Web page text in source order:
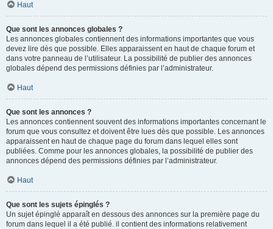
Haut
Que sont les annonces globales ?
Les annonces globales contiennent des informations importantes que vous
devez lire dès que possible. Elles apparaissent en haut de chaque forum et
dans votre panneau de l’utilisateur. La possibilité de publier des annonces
globales dépend des permissions définies par l’administrateur.
Haut
Que sont les annonces ?
Les annonces contiennent souvent des informations importantes concernant le
forum que vous consultez et doivent être lues dès que possible. Les annonces
apparaissent en haut de chaque page du forum dans lequel elles sont
publiées. Comme pour les annonces globales, la possibilité de publier des
annonces dépend des permissions définies par l’administrateur.
Haut
Que sont les sujets épinglés ?
Un sujet épinglé apparaît en dessous des annonces sur la première page du
forum dans lequel il a été publié. il contient des informations relativement